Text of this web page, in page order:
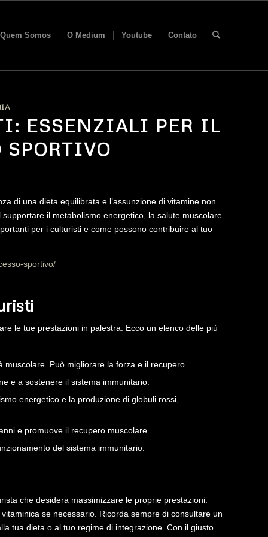
Quem Somos O Medium Youtube Contato
ESSENZIALI PER IL
SPORTIVO
di una dieta equilibrata e l’assunzione di vitamine non
il metabolismo energetico, la salute muscolare
per i culturisti e come possono contribuire al tuo
sportivo/
le tue prestazioni in palestra. Ecco un elenco delle più
Può migliorare la forza e il recupero.
e a sostenere il sistema immunitario.
energetico e la produzione di globuli rossi,
e promuove il recupero muscolare.
del sistema immunitario.
che desidera massimizzare le proprie prestazioni.
se necessario. Ricorda sempre di consultare un
tua dieta o al tuo regime di integrazione. Con il giusto